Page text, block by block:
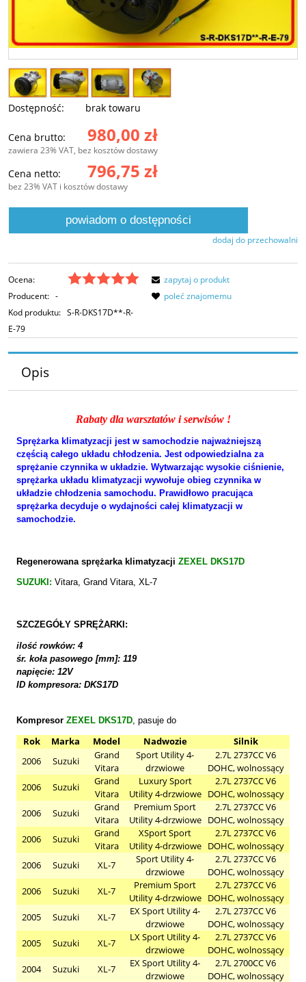
Dostępność: brak towaru
Cena brutto: 980,00 zł
zawiera 23% VAT, bez kosztów dostawy
Cena netto: 796,75 zł
bez 23% VAT i kosztów dostawy
powiadom o dostępności
dodaj do przechowalni
Ocena:
Producent: -
Kod produktu: S-R-DKS17D**-R-
E-79
zapytaj o produkt
poleć znajomemu
Opis
Rabaty dla warsztatów i serwisów !
Sprężarka klimatyzacji jest w samochodzie najważniejszą
częścią całego układu chłodzenia. Jest odpowiedzialna za
sprężanie czynnika w układzie. Wytwarzając wysokie ciśnienie,
sprężarka układu klimatyzacji wywołuje obieg czynnika w
układzie chłodzenia samochodu. Prawidłowo pracująca
sprężarka decyduje o wydajności całej klimatyzacji w
samochodzie.
Regenerowana sprężarka klimatyzacji ZEXEL DKS17D
SUZUKI: Vitara, Grand Vitara, XL-7
SZCZEGÓŁY SPRĘŻARKI:
ilość rowków: 4
śr. koła pasowego [mm]: 119
napięcie: 12V
ID kompresora: DKS17D
Kompresor ZEXEL DKS17D pasuje do
Rok Marka Model Nadwozie
Silnik
2006
Suzuki
Grand
Vitara
Sport Utility 4-
drzwiowe
2.7L 2737CC V6
DOHC, wolnossący
2006
Suzuki
Grand
Vitara
Luxury Sport
Utility 4-drzwiowe
2.7L 2737CC V6
DOHC, wolnossący
2006
Suzuki
Grand
Vitara
Premium Sport
Utility 4-drzwiowe
2.7L 2737CC V6
DOHC, wolnossący
2006
Suzuki
Grand
Vitara
XSport Sport
Utility 4-drzwiowe
2.7L 2737CC V6
DOHC, wolnossący
2006
Suzuki XL-7
Sport Utility 4-
drzwiowe
2.7L 2737CC V6
DOHC, wolnossący
2006
Suzuki XL-7
Premium Sport
Utility 4-drzwiowe
2.7L 2737CC V6
DOHC, wolnossący
2005
Suzuki XL-7
EX Sport Utility 4-
drzwiowe
2.7L 2737CC V6
DOHC, wolnossący
2005
Suzuki XL-7
LX Sport Utility 4-
drzwiowe
2.7L 2737CC V6
DOHC, wolnossący
2004
Suzuki XL-7
EX Sport Utility 4-
drzwiowe
2.7L 2700CC V6
DOHC, wolnossący